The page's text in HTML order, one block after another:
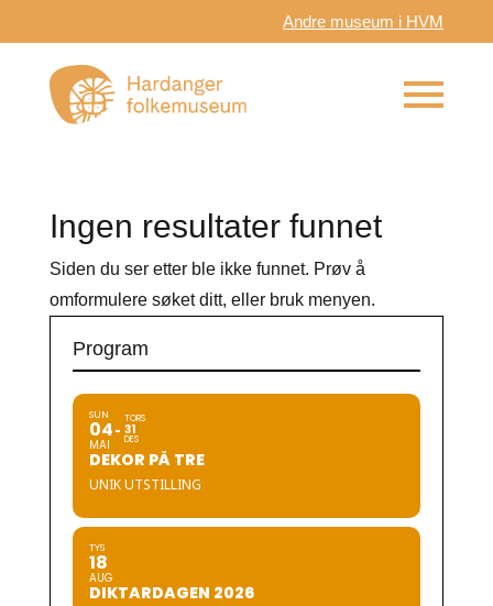
Andre museum i HVM
Ingen resultater funnet
Siden du ser etter ble ikke funnet. Prøv å
omformulere søket ditt, eller bruk menyen.
Program
SUN
04
MAI
TORS
31
DES
DEKOR PÅ TRE
UNIK UTSTILLING
TYS
18
AUG
DIKTARDAGEN 2026